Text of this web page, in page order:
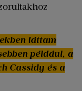
láttam
például, a
Cassidy és a